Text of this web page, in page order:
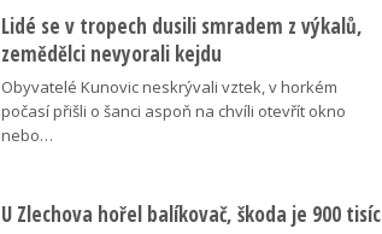
Lidé se v tropech dusili smradem z výkalů,
zemědělci nevyorali kejdu
Obyvatelé Kunovic neskrývali vztek, v horkém
počasí přišli o šanci aspoň na chvíli otevřít okno
nebo…
U Zlechova hořel balíkovač, škoda je 900 tisíc